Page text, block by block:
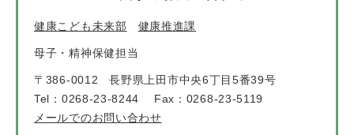
健康こども未来部 健康推進課
母子・精神保健担当
〒386-0012
長野県上田市中央6丁目5番39号
Tel：0268-23-8244
Fax：0268-23-5119
メールでのお問い合わせ